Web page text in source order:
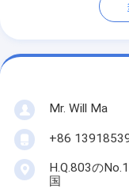
Mr. Will Ma
+86
H.Q.803の
国